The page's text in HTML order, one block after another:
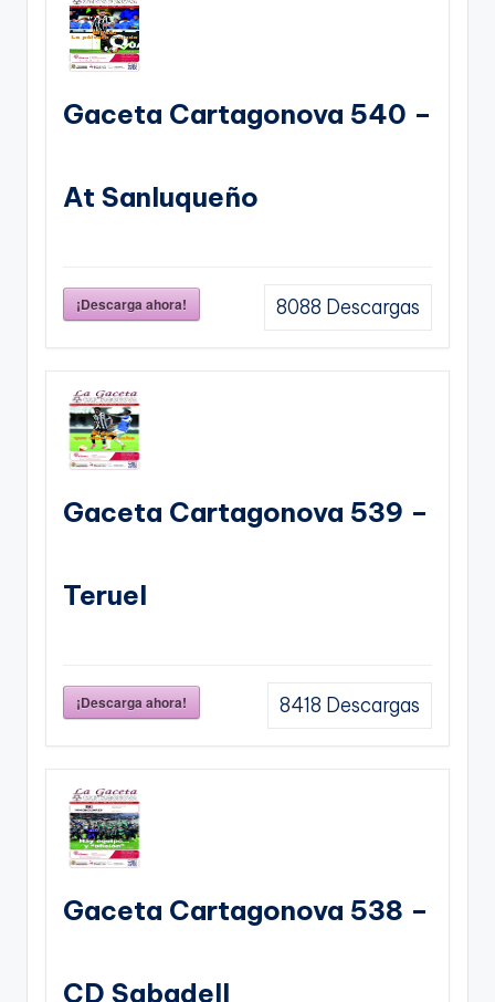
Gaceta Cartagonova 540 –
At Sanluqueño
¡Descarga ahora! 8088 Descargas
Gaceta Cartagonova 539 –
Teruel
¡Descarga ahora! 8418 Descargas
Gaceta Cartagonova 538 –
CD Sabadell